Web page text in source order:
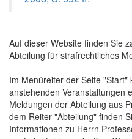
Auf dieser Website finden Sie
Abteilung für strafrechtliches
Im Menüreiter der Seite
anstehenden Veranstaltungen
Meldungen der Abteilung aus
dem Reiter "Abteilung" finden
Informationen zu Herrn